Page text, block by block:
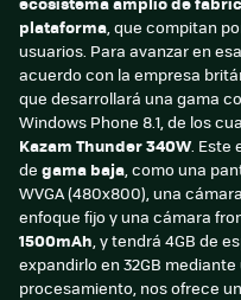
plataforma , que compitan
usuarios. Para avanzar en
acuerdo con la empresa
que desarrollará una gama
Windows Phone 8.1, de los
Kazam Thunder 340W. Este
de gama baja , como una
WVGA (480x800), una
enfoque fijo y una cámara
1500mAh , y tendrá 4GB de
expandirlo en 32GB
procesamiento, nos ofrece